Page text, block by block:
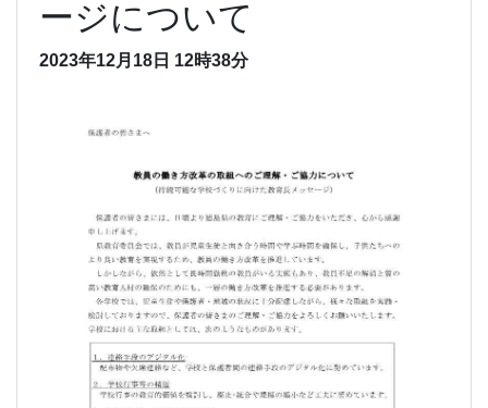
ージについて
2023年12月18日 12時38分